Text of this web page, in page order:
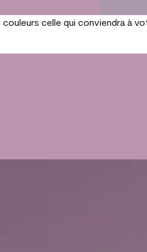
celle qui conviendra à